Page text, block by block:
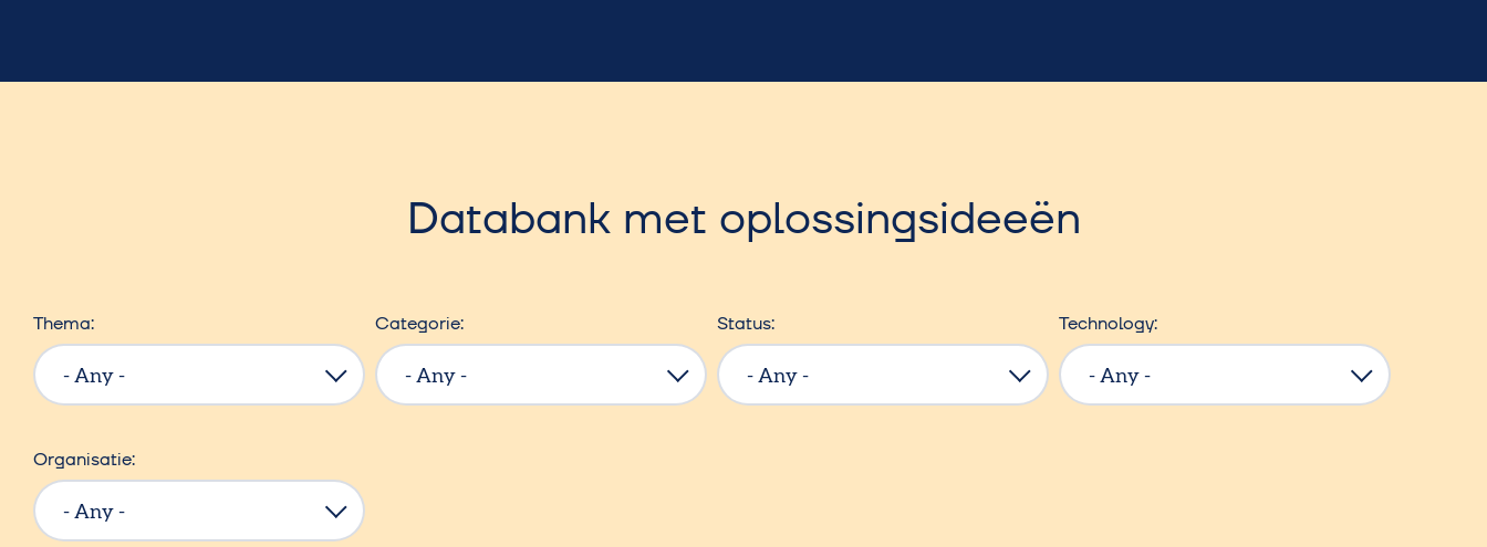
Databank met oplossingsideeën
Thema Categorie Status Technology
Organisatie